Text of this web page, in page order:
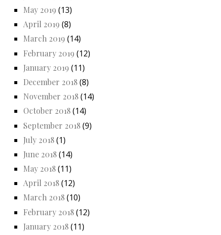
May 2019 (13)
April 2019 (8)
March 2019 (14)
February 2019 (12)
January 2019 (11)
December 2018(8)
November 2018(14)
October 2018(14)
September 2018(9)
July 2018(1)
June 2018(14)
May 2018(11)
April 2018(12)
March 2018(10)
February 2018(12)
January 2018(11)